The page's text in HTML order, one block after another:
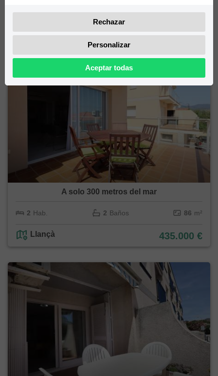
A solo 300 metros del mar
2 Hab. 2 Baños 86 m²
Llançà 435.000 €
Rechazar
Personalizar
Aceptar todas